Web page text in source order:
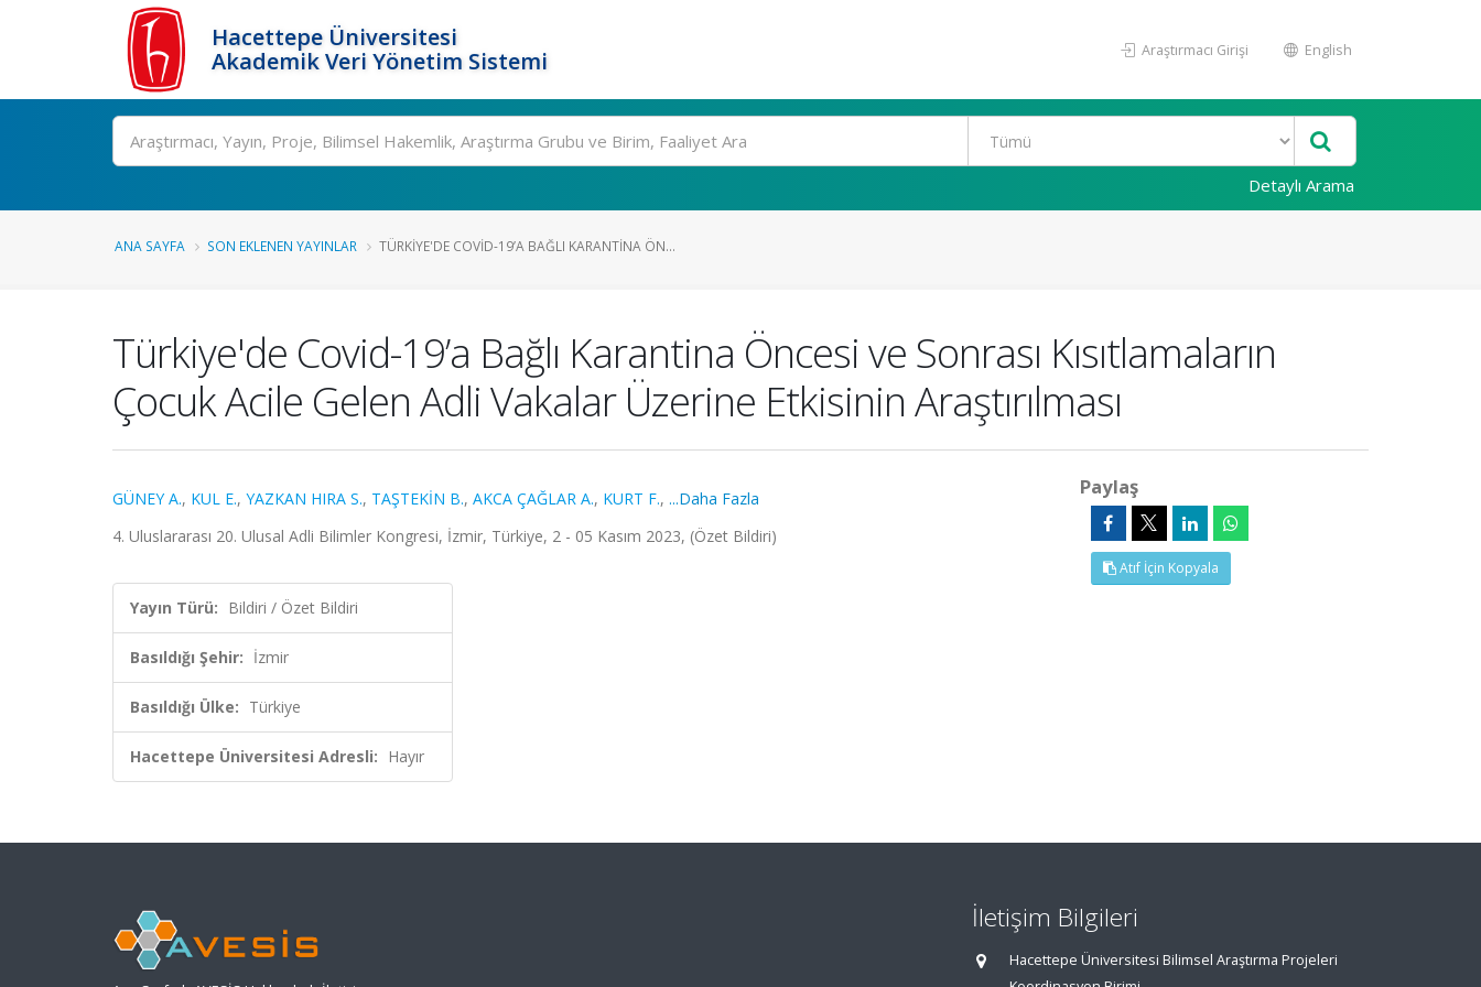
Hacettepe Üniversitesi
Akademik Veri Yönetim Sistemi
Araştırmacı Girişi English
Ara
Detaylı Arama
ANA SAYFA SON EKLENEN YAYINLAR TÜRKIYE'DE COVID-19’A BAĞLI KARANTINA ÖN...
Türkiye'de Covid-19’a Bağlı Karantina Öncesi ve Sonrası Kısıtlamaların
Çocuk Acile Gelen Adli Vakalar Üzerine Etkisinin Araştırılması
GÜNEY A., KUL E., YAZKAN HIRA S., TAŞTEKİN B., AKCA ÇAĞLAR A., KURT F., ...Daha Fazla
4. Uluslararası 20. Ulusal Adli Bilimler Kongresi, İzmir, Türkiye, 2 - 05 Kasım 2023, (Özet Bildiri)
Yayın Türü: Bildiri / Özet Bildiri
Basıldığı Şehir: İzmir
Basıldığı Ülke: Türkiye
Hacettepe Üniversitesi Adresli: Hayır
Paylaş
Atıf İçin Kopyala
İletişim Bilgileri
Hacettepe Üniversitesi Bilimsel Araştırma Projeleri